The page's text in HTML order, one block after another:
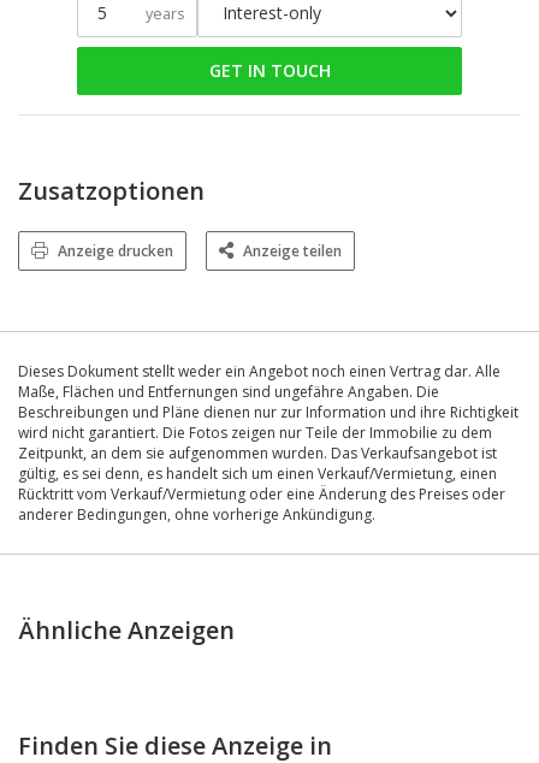
years
GET IN TOUCH
Zusatzoptionen
Anzeige drucken Anzeige teilen
Dieses Dokument stellt weder ein Angebot noch einen Vertrag dar. Alle
Maße, Flächen und Entfernungen sind ungefähre Angaben. Die
Beschreibungen und Pläne dienen nur zur Information und ihre Richtigkeit
wird nicht garantiert. Die Fotos zeigen nur Teile der Immobilie zu dem
Zeitpunkt, an dem sie aufgenommen wurden. Das Verkaufsangebot ist
gültig, es sei denn, es handelt sich um einen Verkauf/Vermietung, einen
Rücktritt vom Verkauf/Vermietung oder eine Änderung des Preises oder
anderer Bedingungen, ohne vorherige Ankündigung.
Ähnliche Anzeigen
Finden Sie diese Anzeige in